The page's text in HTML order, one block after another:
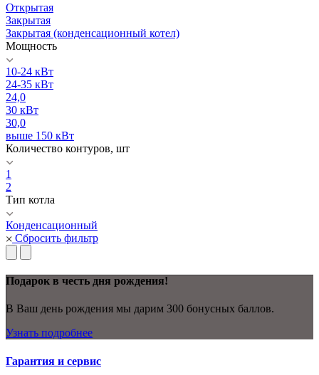
Открытая
Закрытая
Закрытая (конденсационный котел)
Мощность
10-24 кВт
24-35 кВт
24,0
30 кВт
30,0
выше 150 кВт
Количество контуров, шт
1
2
Тип котла
Конденсационный
Сбросить фильтр
Подарок в честь дня рождения!
В Ваш день рождения мы дарим 300 бонусных баллов.
Узнать подробнее
Гарантия и сервис